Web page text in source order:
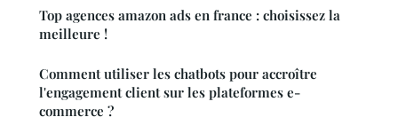
Top agences amazon ads en france : choisissez la
meilleure !
Comment utiliser les chatbots pour accroître
l'engagement client sur les plateformes e-
commerce ?